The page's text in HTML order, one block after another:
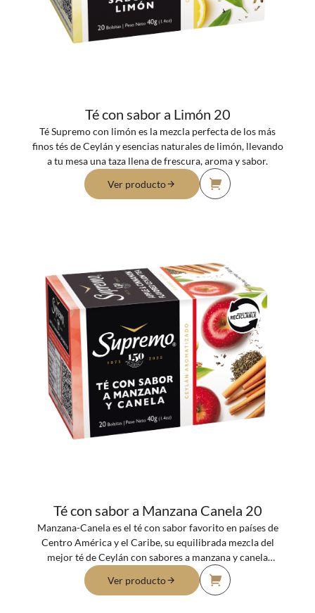
Té con sabor a Limón 20
Té Supremo con limón es la mezcla perfecta de los más
finos tés de Ceylán y esencias naturales de limón, llevando
a tu mesa una taza llena de frescura, aroma y sabor.
Ver producto
Té con sabor a Manzana Canela 20
Manzana-Canela es el té con sabor favorito en países de
Centro América y el Caribe, su equilibrada mezcla del
mejor té de Ceylán con sabores a manzana y canela
entrega un experiencia reconfortante y única.
Ver producto